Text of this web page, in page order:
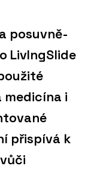
posuvně-
LivIngSlide
medicína i
přispívá k